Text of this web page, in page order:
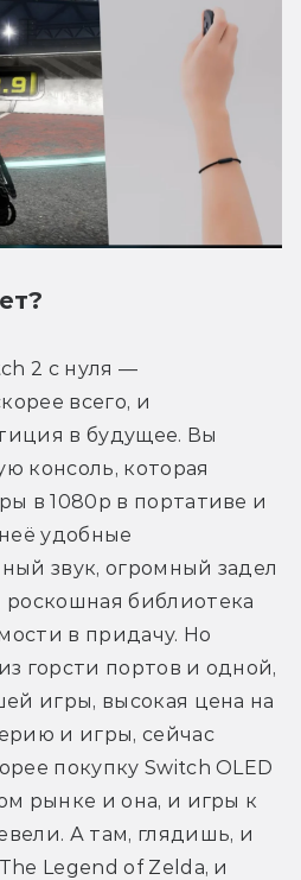
2 с нуля —
всего, и
в будущее. Вы
консоль, которая
в 1080p в портативе и
удобные
звук, огромный задел
библиотека
в придачу. Но
горсти портов и одной,
игры, высокая цена на
и игры, сейчас
покупку Switch OLED
рынке и она, и игры к
А там, глядишь, и
Legend of Zelda, и